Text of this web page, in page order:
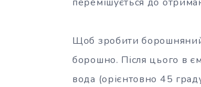
Щоб зробити
борошно. Після цього в
вода (орієнтовно 45